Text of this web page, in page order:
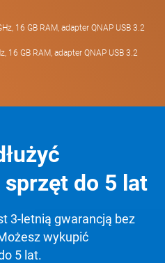
16 GB RAM, adapter QNAP USB 3.2
16 GB RAM, adapter QNAP USB 3.2
do 5 lat
3-letnią gwarancją bez
wykupić
5 lat.